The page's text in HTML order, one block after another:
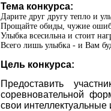
Тема конкурса:
Дарите друг другу тепло и
Прощайте обиды, чужие
Улыбка всесильна и стоит
Всего лишь улыбка - и Вам
Цель конкурса:
Предоставить
соревновательной
свои интеллектуальные